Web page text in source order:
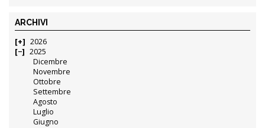
ARCHIVI
2026
2025
Dicembre
Novembre
Ottobre
Settembre
Agosto
Luglio
Giugno